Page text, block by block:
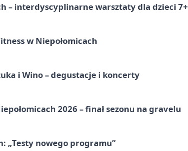
– interdyscyplinarne warsztaty dla dzieci 7+
w Niepołomicach
i Wino – degustacje i koncerty
2026 – finał sezonu na gravelu
„Testy nowego programu”